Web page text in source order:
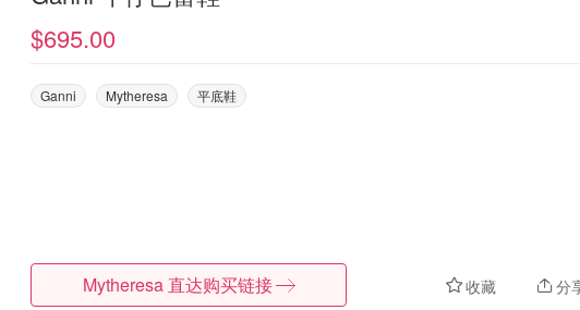
$695.00
Ganni Mytheresa 平底鞋
收藏 分
Mytheresa 直达购买链接